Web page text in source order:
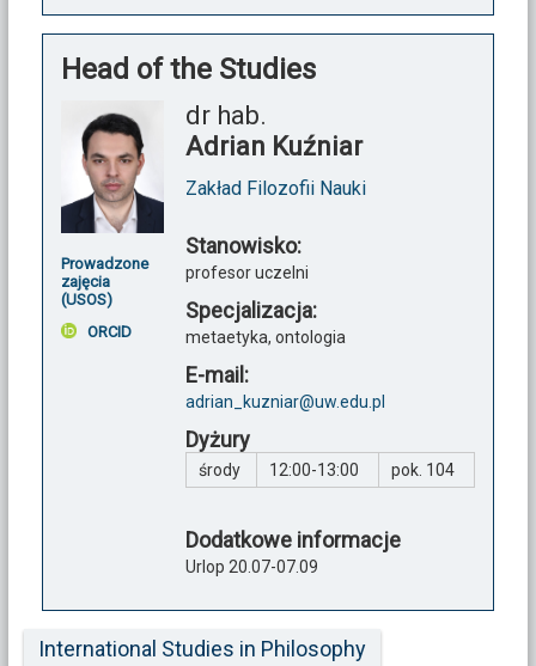
Head of the Studies
Prowadzone
zajęcia
(USOS)
ORCID
dr hab.
Adrian Kuźniar
Zakład Filozofii Nauki
Stanowisko:
profesor uczelni
Specjalizacja:
metaetyka, ontologia
E-mail:
adrian_kuzniar@uw.edu.pl
Dyżury
środy 12:00-13:00 pok. 104
Dodatkowe informacje
Urlop 20.07-07.09
International Studies in Philosophy